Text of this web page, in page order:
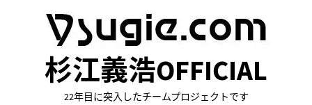
杉江義浩OFFICIAL
22年目に突入したチームプロジェクトです